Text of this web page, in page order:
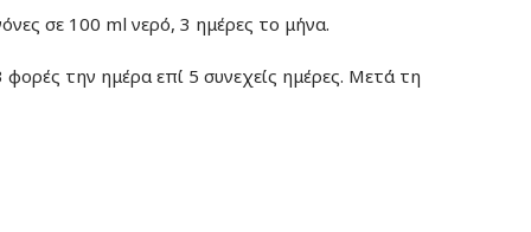
σε 100 ml νερό, 3 ημέρες το μήνα.
την ημέρα επί 5 συνεχείς ημέρες. Μετά τη